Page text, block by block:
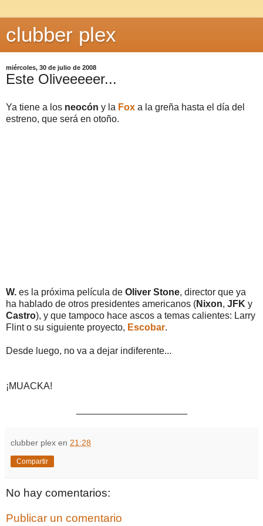
clubber plex
miércoles, 30 de julio de 2008
Este Oliveeeeer...
Ya tiene a los neocón y la Fox a la greña hasta el día del
estreno, que será en otoño.
W. es la próxima película de Oliver Stone, director que ya
ha hablado de otros presidentes americanos (Nixon, JFK y
Castro), y que tampoco hace ascos a temas calientes: Larry
Flint o su siguiente proyecto, Escobar.
Desde luego, no va a dejar indiferente...
¡MUACKA!
clubber plex en 21:28
Compartir
No hay comentarios:
Publicar un comentario